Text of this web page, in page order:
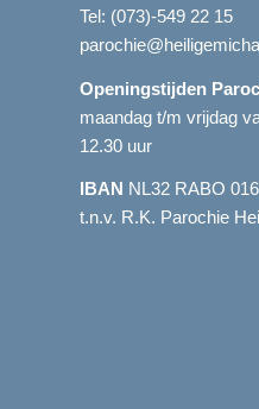
Tel: (073)-549 22 15
Openingstijden
maandag t/m vrijdag
12.30 uur
IBAN NL32 RABO
t.n.v. R.K. Parochie